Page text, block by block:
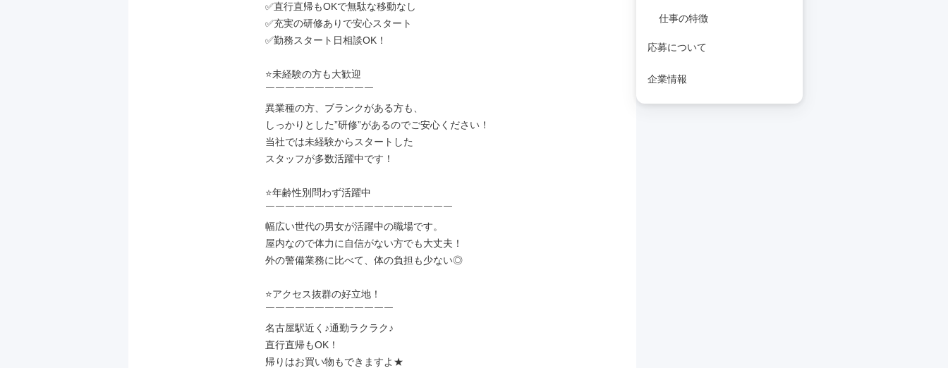
✅直行直帰もOKで無駄な移動なし
✅充実の研修ありで安心スタート
✅勤務スタート日相談OK！
⭐未経験の方も大歓迎
￣￣￣￣￣￣￣￣￣￣￣
異業種の方、ブランクがある方も、
しっかりとした”研修”があるのでご安心ください！
当社では未経験からスタートした
スタッフが多数活躍中です！
⭐年齢性別問わず活躍中
￣￣￣￣￣￣￣￣￣￣￣￣￣￣￣￣￣￣￣
幅広い世代の男女が活躍中の職場です。
屋内なので体力に自信がない方でも大丈夫！
外の警備業務に比べて、体の負担も少ない◎
⭐アクセス抜群の好立地！
￣￣￣￣￣￣￣￣￣￣￣￣￣
名古屋駅近く♪通勤ラクラク♪
直行直帰もOK！
帰りはお買い物もできますよ★
仕事の特徴
応募について
企業情報